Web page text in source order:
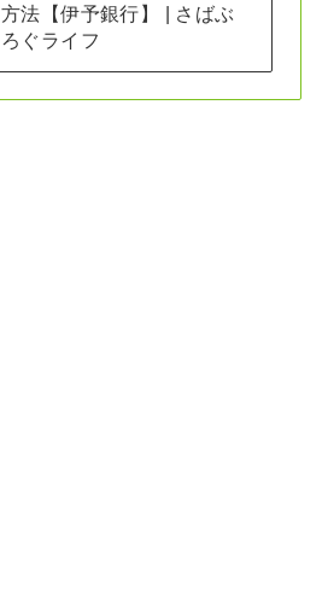
方法【伊予銀行】 | さばぶ
ろぐライフ